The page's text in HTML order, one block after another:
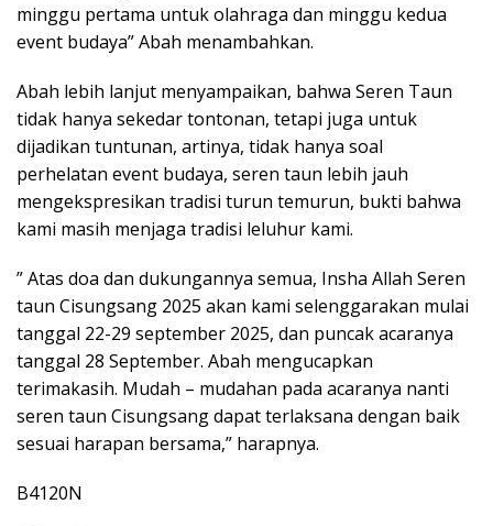
minggu pertama untuk olahraga dan minggu kedua
event budaya” Abah menambahkan.
Abah lebih lanjut menyampaikan, bahwa Seren Taun
tidak hanya sekedar tontonan, tetapi juga untuk
dijadikan tuntunan, artinya, tidak hanya soal
perhelatan event budaya, seren taun lebih jauh
mengekspresikan tradisi turun temurun, bukti bahwa
kami masih menjaga tradisi leluhur kami.
” Atas doa dan dukungannya semua, Insha Allah Seren
taun Cisungsang 2025 akan kami selenggarakan mulai
tanggal 22-29 september 2025, dan puncak acaranya
tanggal 28 September. Abah mengucapkan
terimakasih. Mudah – mudahan pada acaranya nanti
seren taun Cisungsang dapat terlaksana dengan baik
sesuai harapan bersama,” harapnya.
B4120N